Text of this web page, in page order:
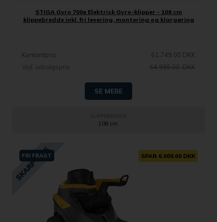
STIGA Gyro 700e Elektrisk Gyro-klipper - 108 cm
klippebredde inkl. fri levering, montering og klargøring
Kontantpris
61.749,00 DKK
Vejl. udsalgspris
64.999,00 DKK
SE MERE
108 cm.
FRI FRAGT SPAR 6.009,00 DKK